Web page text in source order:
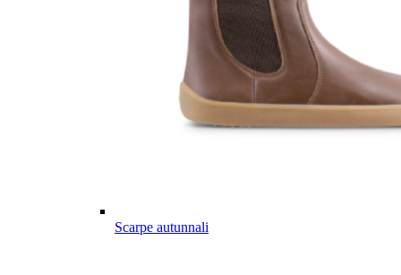
Scarpe autunnali